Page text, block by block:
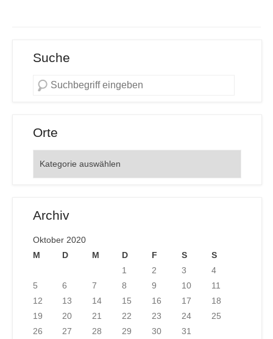
Suche
Orte
Archiv
Oktober 2020
M
D M D F S
S
1
2 3
4
5
6 7 8 9 10
11
12
13 14 15 16 17
18
19
20 21 22 23 24
25
26
27 28 29 30 31